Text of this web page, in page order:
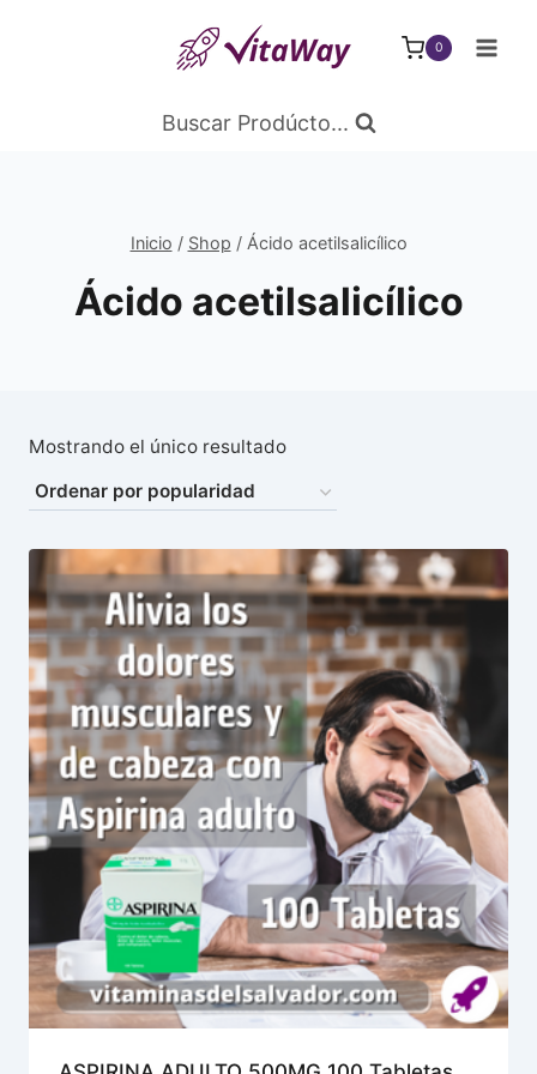
0
Buscar Prodúcto...
Inicio / Shop / Ácido acetilsalicílico
Ácido acetilsalicílico
Mostrando el único resultado